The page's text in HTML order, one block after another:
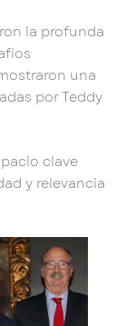
la profunda
una
por Teddy
clave
y relevancia